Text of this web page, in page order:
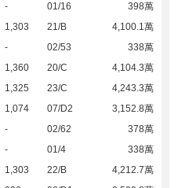
- 01/16
398萬
1,303 21/B
4,100.1萬
- 02/53
338萬
1,360 20/C
4,104.3萬
1,325 23/C
4,243.3萬
1,074 07/D2
3,152.8萬
- 02/62
378萬
- 01/4
338萬
1,303 22/B
4,212.7萬